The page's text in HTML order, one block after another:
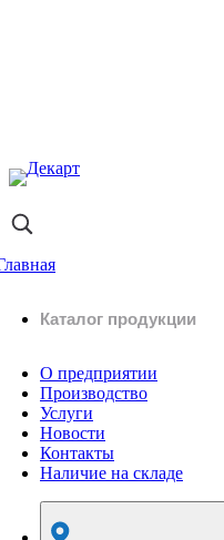
Каталог продукции
О предприятии
Производство
Услуги
Новости
Контакты
Наличие на складе